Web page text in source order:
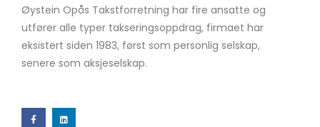
Øystein Opås Takstforretning har fire ansatte og
utfører alle typer takseringsoppdrag, firmaet har
eksistert siden 1983, først som personlig selskap,
senere som aksjeselskap.